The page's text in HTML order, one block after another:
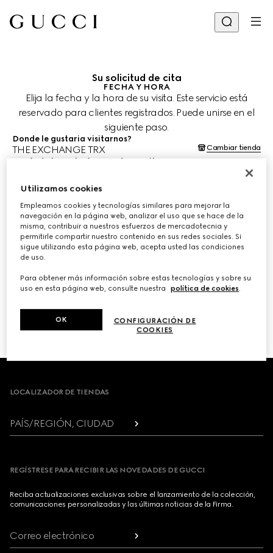
Su solicitud de cita
FECHA Y HORA
Elija la fecha y la hora de su visita. Este servicio está
reservado para clientes registrados. Puede unirse en el
siguiente paso.
Donde le gustaria visitarnos?
THE EXCHANGE TRX Cambiar tienda
¿Cuándo le gustaría agendar su cita?
Las fechas y horas se muestran en la hora local de la tienda (MYT) y
están sujetas a la confirmación del equipo de asesoría de clientes.
ELIJA EL HORARIO*
/3
Footer
LOCALIZADOR DE TIENDAS
PAÍS/REGIÓN, CIUDAD
REGÍSTRESE PARA RECIBIR LAS NOVEDADES DE GUCCI
Reciba actualizaciones exclusivas sobre el lanzamiento de la colección,
comunicaciones personalizadas y las últimas noticias de la Firma.
Correo electrónico
Utilizamos cookies
Empleamos cookies y tecnologías similares para mejorar la
navegación en la página web, analizar el uso que se hace de la
misma, contribuir a nuestros esfuerzos de mercadotecnia y
permitirle compartir nuestro contenido en sus redes sociales. Si
sigue utilizando esta página web, acepta usted las condiciones
de uso.
Para obtener más información sobre estas tecnologías y sobre su
uso en esta página web, consulte nuestra
política de cookies.
CONFIGURACIÓN DE
COOKIES
OK